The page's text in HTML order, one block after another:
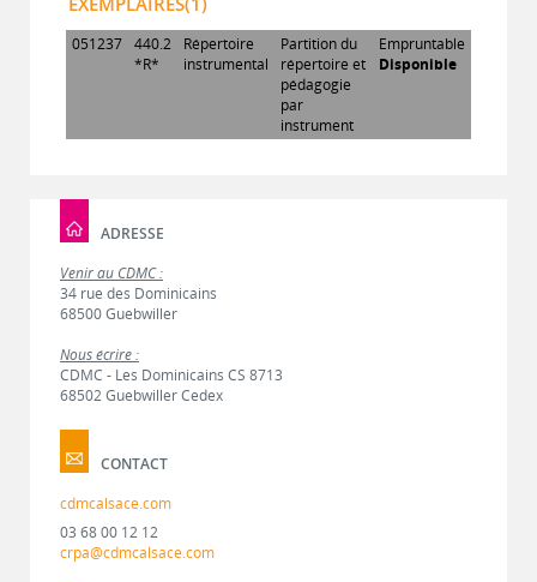
051237 440.2
*R*
Répertoire
instrumental
Partition du
répertoire et
pédagogie
par
instrument
Empruntable
Disponible
ADRESSE
Venir au CDMC :
34 rue des Dominicains
68500 Guebwiller
Nous écrire :
CDMC - Les Dominicains CS 8713
68502 Guebwiller Cedex
CONTACT
cdmcalsace.com
03 68 00 12 12
crpa@cdmcalsace.com